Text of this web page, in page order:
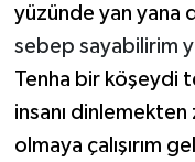
yüzünde yan yana
sebep sayabilirim
Tenha bir köşeydi
insanı
olmaya çalışırım